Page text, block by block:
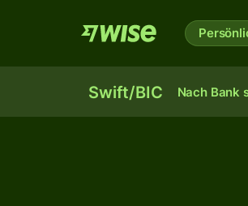
Swift/BIC Nach Bank